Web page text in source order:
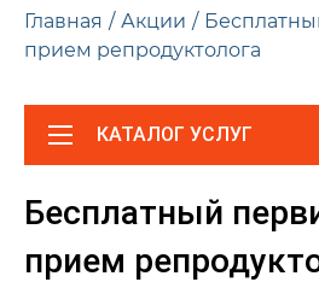
Главная Акции
прием репродуктолога
КАТАЛОГ УСЛУГ
Бесплатный
прием